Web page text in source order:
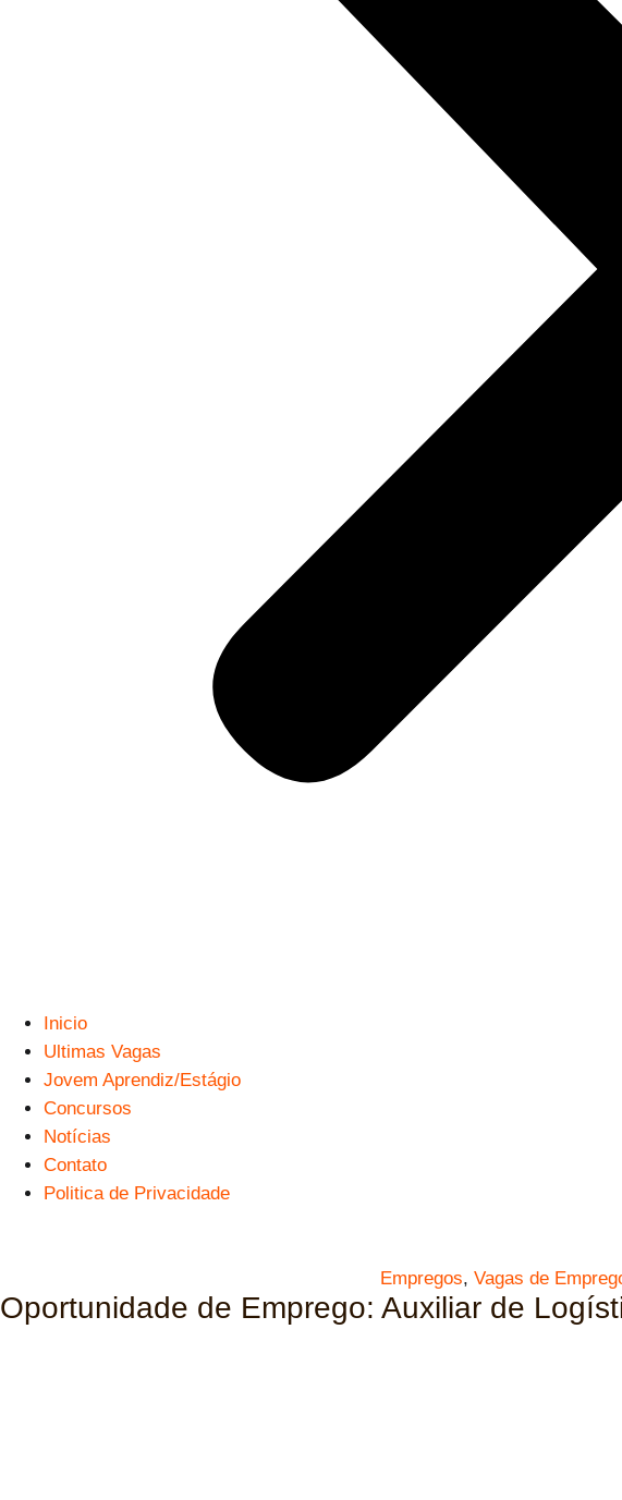
Inicio
Ultimas Vagas
Jovem Aprendiz/Estágio
Concursos
Notícias
Contato
Politica de Privacidade
Empregos, Vagas de
Oportunidade de Emprego: Auxiliar de